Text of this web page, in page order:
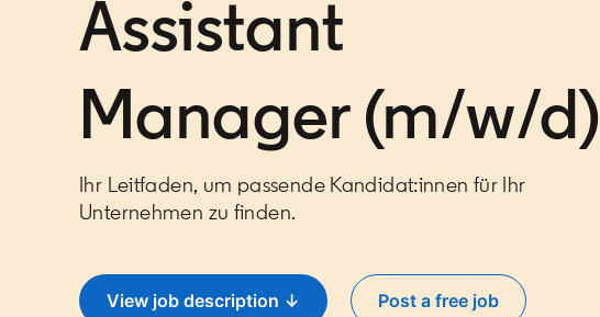
Assistant
Manager (m/w/d)
Ihr Leitfaden, um passende Kandidat:innen für Ihr
Unternehmen zu finden.
View job description ↓ Post a free jobopens in a new tab